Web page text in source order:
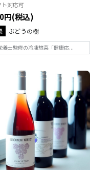
ト対応可
円(税込)
ぶどうの樹
養士監修の冷凍惣菜「健康応...